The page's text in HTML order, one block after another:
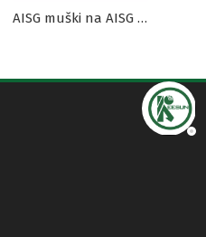
AISG muški na AISG ženski AlSG električni podesivi antenski upravljački kabel